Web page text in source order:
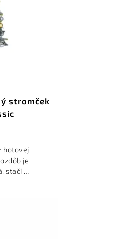
stromček
hotovej
je
stačí ju